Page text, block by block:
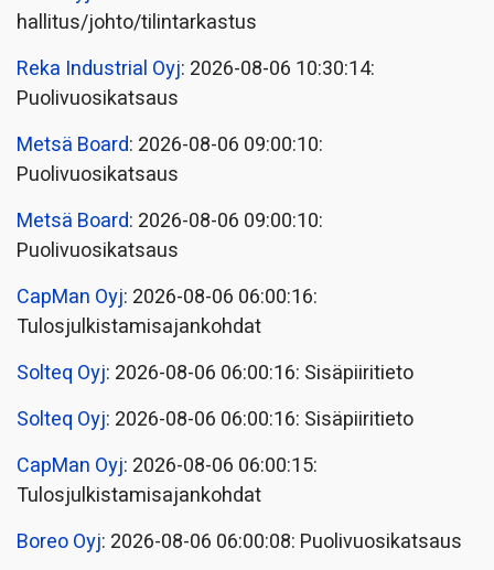
hallitus/johto/tilintarkastus
Reka Industrial Oyj: 2026-08-06 10:30:14:
Puolivuosikatsaus
Metsä Board: 2026-08-06 09:00:10:
Puolivuosikatsaus
Metsä Board: 2026-08-06 09:00:10:
Puolivuosikatsaus
CapMan Oyj: 2026-08-06 06:00:16:
Tulosjulkistamisajankohdat
Solteq Oyj: 2026-08-06 06:00:16: Sisäpiiritieto
Solteq Oyj: 2026-08-06 06:00:16: Sisäpiiritieto
CapMan Oyj: 2026-08-06 06:00:15:
Tulosjulkistamisajankohdat
Boreo Oyj: 2026-08-06 06:00:08: Puolivuosikatsaus